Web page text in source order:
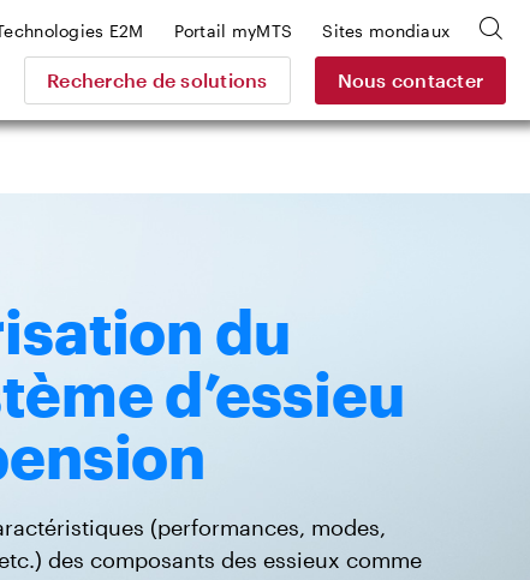
Recherche de solutions Nous contacter
E2M Portail myMTS Sites mondiaux
du
d’essieu
(performances, modes,
) des composants des essieux comme